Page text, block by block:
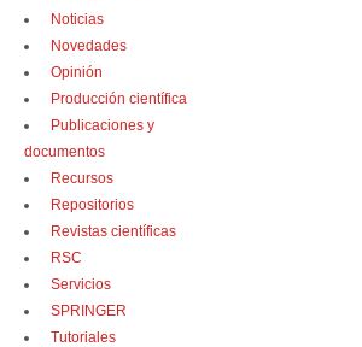
Noticias
Novedades
Opinión
Producción científica
Publicaciones y
documentos
Recursos
Repositorios
Revistas científicas
RSC
Servicios
SPRINGER
Tutoriales